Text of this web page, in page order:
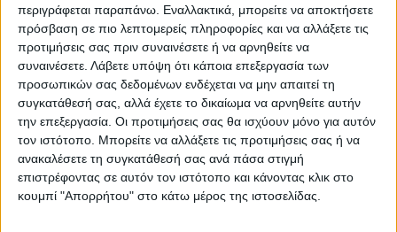
περιγράφεται παραπάνω. Εναλλακτικά, μπορείτε να αποκτήσετε
πρόσβαση σε πιο λεπτομερείς πληροφορίες και να αλλάξετε τις
προτιμήσεις σας πριν συναινέσετε ή να αρνηθείτε να
συναινέσετε. Λάβετε υπόψη ότι κάποια επεξεργασία των
προσωπικών σας δεδομένων ενδέχεται να μην απαιτεί τη
συγκατάθεσή σας, αλλά έχετε το δικαίωμα να αρνηθείτε αυτήν
την επεξεργασία. Οι προτιμήσεις σας θα ισχύουν μόνο για αυτόν
τον ιστότοπο. Μπορείτε να αλλάξετε τις προτιμήσεις σας ή να
ανακαλέσετε τη συγκατάθεσή σας ανά πάσα στιγμή
επιστρέφοντας σε αυτόν τον ιστότοπο και κάνοντας κλικ στο
κουμπί "Απορρήτου" στο κάτω μέρος της ιστοσελίδας.
-Δ.Ε. Ρεντίνης 2
-Δ.Ε. Σοφάδων 104- (1 γεννήση)
-Δ.Ε. Ταμασίου 27